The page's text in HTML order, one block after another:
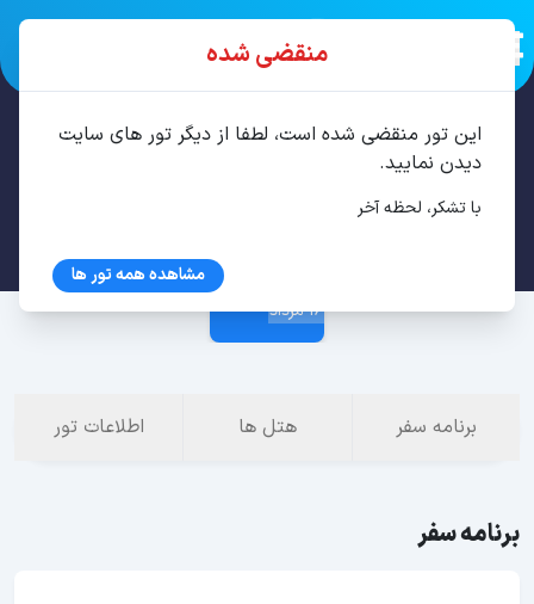
16 مرداد
برنامه سفر هتل ها اطلاعات تور
برنامه سفر
منقضی شده
این تور منقضی شده است، لطفا از دیگر تور های سایت
دیدن نمایید.
با تشکر، لحظه آخر
مشاهده همه تور ها